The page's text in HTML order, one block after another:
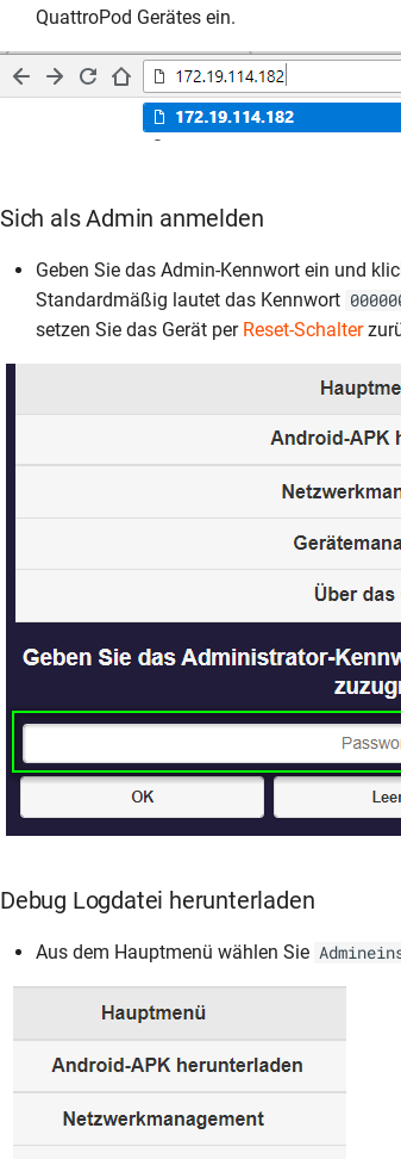
QuattroPod Gerätes ein.
Sich als Admin anmelden
Geben Sie das Admin-Kennwort ein und
Standardmäßig lautet das Kennwort
setzen Sie das Gerät per Reset-Schalter
Debug Logdatei herunterladen
Aus dem Hauptmenü wählen Sie